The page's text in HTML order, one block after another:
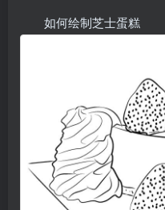
如何绘制芝士蛋糕